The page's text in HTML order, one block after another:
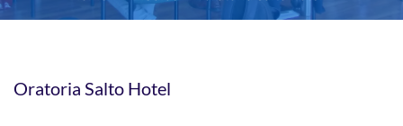
Oratoria Salto Hotel